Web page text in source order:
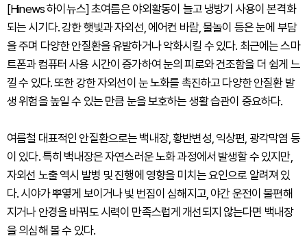
[Hinews 하이뉴스] 초여름은 야외활동이 늘고 냉방기 사용이 본격화
되는 시기다. 강한 햇빛과 자외선, 에어컨 바람, 물놀이 등은 눈에 부담
을 주며 다양한 안질환을 유발하거나 악화시킬 수 있다. 최근에는 스마
트폰과 컴퓨터 사용 시간이 증가하여 눈의 피로와 건조함을 더 쉽게 느
낄 수 있다. 또한 강한 자외선이 눈 노화를 촉진하고 다양한 안질환 발
생 위험을 높일 수 있는 만큼 눈을 보호하는 생활 습관이 중요하다.
여름철 대표적인 안질환으로는 백내장, 황반변성, 익상편, 광각막염 등
이 있다. 특히 백내장은 자연스러운 노화 과정에서 발생할 수 있지만,
자외선 노출 역시 발병 및 진행에 영향을 미치는 요인으로 알려져 있
다. 시야가 뿌옇게 보이거나 빛 번짐이 심해지고, 야간 운전이 불편해
지거나 안경을 바꿔도 시력이 만족스럽게 개선되지 않는다면 백내장
을 의심해 볼 수 있다.